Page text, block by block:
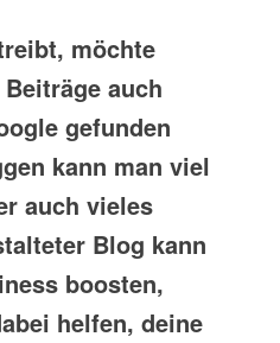
möchte
auch
gefunden
kann man viel
auch vieles
Blog kann
boosten,
helfen, deine